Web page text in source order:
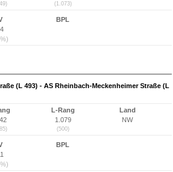
(1.073)
BPL
(L 493) - AS Rheinbach-Meckenheimer Straße (L
L-Rang
1.079
(500)
Land
NW
BPL